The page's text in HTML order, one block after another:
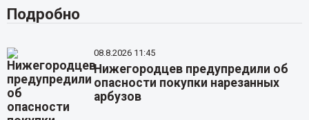
Подробно
08.8.2026 11:45
Нижегородцев предупредили об
опасности покупки нарезанных
арбузов